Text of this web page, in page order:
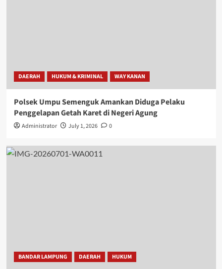
DAERAH HUKUM & KRIMINAL WAY KANAN
Polsek Umpu Semenguk Amankan Diduga Pelaku
Penggelapan Getah Karet di Negeri Agung
Administrator July 1, 2026 0
BANDAR LAMPUNG DAERAH HUKUM